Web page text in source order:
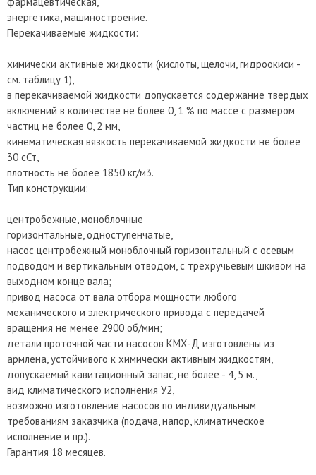
энергетика, машиностроение.
Перекачиваемые жидкости:
химически активные жидкости (кислоты, щелочи, гидроокиси -
см. таблицу 1),
в перекачиваемой жидкости допускается содержание твердых
включений в количестве не более 0, 1 % по массе с размером
частиц не более 0, 2 мм,
кинематическая вязкость перекачиваемой жидкости не более
30 сСт,
плотность не более 1850 кг/м3.
Тип конструкции:
центробежные, моноблочные
горизонтальные, одноступенчатые,
насос центробежный моноблочный горизонтальный с осевым
подводом и вертикальным отводом, с трехручьевым шкивом на
выходном конце вала;
привод насоса от вала отбора мощности любого
механического и электрического привода с передачей
вращения не менее 2900 об/мин;
детали проточной части насосов КМХ-Д изготовлены из
армлена, устойчивого к химически активным жидкостям,
допускаемый кавитационный запас, не более - 4, 5 м.,
вид климатического исполнения У2,
возможно изготовление насосов по индивидуальным
требованиям заказчика (подача, напор, климатическое
исполнение и пр.).
Гарантия 18 месяцев.